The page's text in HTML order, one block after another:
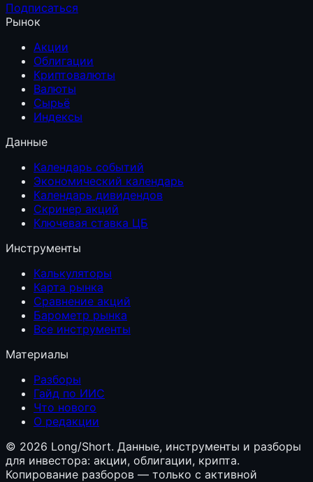
Подписаться
Рынок
Акции
Облигации
Криптовалюты
Валюты
Сырьё
Индексы
Данные
Календарь событий
Экономический календарь
Календарь дивидендов
Скринер акций
Ключевая ставка ЦБ
Инструменты
Калькуляторы
Карта рынка
Сравнение акций
Барометр рынка
Все инструменты
Материалы
Разборы
Гайд по ИИС
Что нового
О редакции
© 2026 Long/Short. Данные, инструменты и разборы
для инвестора: акции, облигации, крипта.
Копирование разборов — только с активной